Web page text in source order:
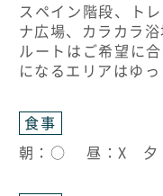
スペイン階段、ト
ナ広場、カラカラ浴
ルートはご希望に
になるエリアはゆ
食事
朝：○ 昼：X 夕